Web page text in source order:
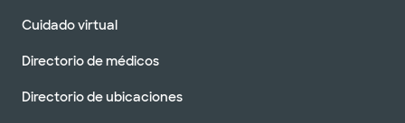
Cuidado virtual
Directorio de médicos
Directorio de ubicaciones